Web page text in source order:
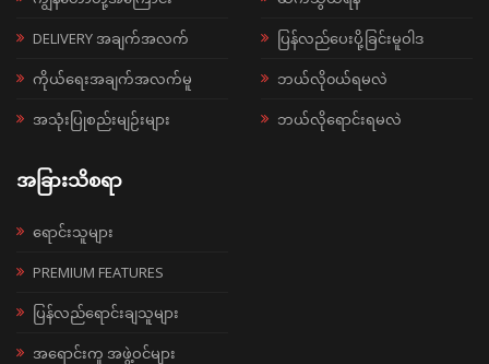
DELIVERY အချက်အလက်
ကိုယ်ရေးအချက်အလက်မူ
အသုံးပြုစည်းမျဉ်းများ
ပြန်လည်ပေးပို့ခြင်းမူဝါဒ
ဘယ်လို၀ယ်ရမလဲ
ဘယ်လိုရောင်းရမလဲ
အခြားသိစရာ
ရောင်းသူများ
PREMIUM FEATURES
ပြန်လည်ရောင်းချသူများ
အရောင်းကူ အဖွဲ့ဝင်များ